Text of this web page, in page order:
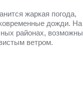
жаркая погода,
дожди. На
районах, возможны
ветром.